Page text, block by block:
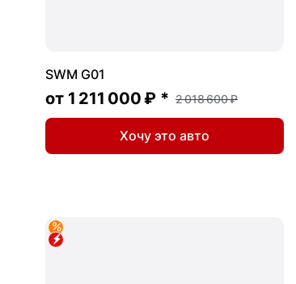
SWM G01
от 1 211 000 ₽ * 2 018 600 ₽
Хочу это авто